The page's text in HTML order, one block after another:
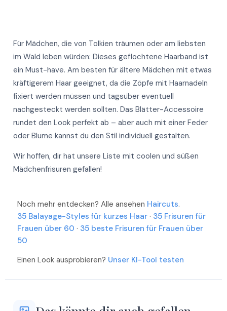
Mehr
Mehr
Mehr
Mehr
Mehr
Mehr
Mehr
Mehr
Mehr
Mehr
Für Mädchen, die von Tolkien träumen oder am liebsten
im Wald leben würden: Dieses geflochtene Haarband ist
ein Must-have. Am besten für ältere Mädchen mit etwas
kräftigerem Haar geeignet, da die Zöpfe mit Haarnadeln
fixiert werden müssen und tagsüber eventuell
nachgesteckt werden sollten. Das Blätter-Accessoire
rundet den Look perfekt ab – aber auch mit einer Feder
oder Blume kannst du den Stil individuell gestalten.
Wir hoffen, dir hat unsere Liste mit coolen und süßen
Mädchenfrisuren gefallen!
Noch mehr entdecken? Alle ansehen Haircuts.
35 Balayage-Styles für kurzes Haar · 35 Frisuren für
Frauen über 60 · 35 beste Frisuren für Frauen über
50
Einen Look ausprobieren? Unser KI-Tool testen